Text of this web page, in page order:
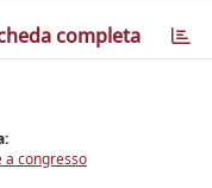
completa
a congresso